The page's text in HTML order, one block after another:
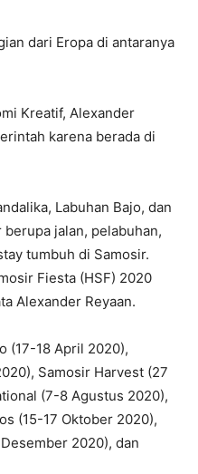
dari Eropa di antaranya
Kreatif, Alexander
karena berada di
Labuhan Bajo, dan
jalan, pelabuhan,
tumbuh di Samosir.
Fiesta (HSF) 2020
Alexander Reyaan.
(17-18 April 2020),
Samosir Harvest (27
(7-8 Agustus 2020),
(15-17 Oktober 2020),
2020), dan